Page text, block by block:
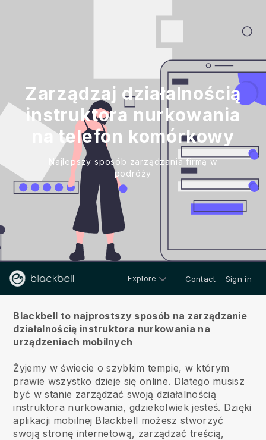
Zarządzaj działalnością
instruktora nurkowania
na telefon komórkowy
Najlepszy sposób zarządzania firmą w
podróży
Explore Contact Sign in
Blackbell to najprostszy sposób na zarządzanie
działalnością instruktora nurkowania na
urządzeniach mobilnych
Żyjemy w świecie o szybkim tempie, w którym
prawie wszystko dzieje się online. Dlatego musisz
być w stanie zarządzać swoją działalnością
instruktora nurkowania, gdziekolwiek jesteś. Dzięki
aplikacji mobilnej Blackbell możesz stworzyć
swoją stronę internetową, zarządzać treścią,